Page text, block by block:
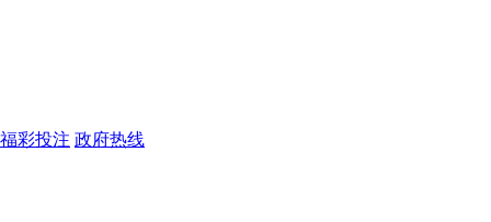
福彩投注 政府热线